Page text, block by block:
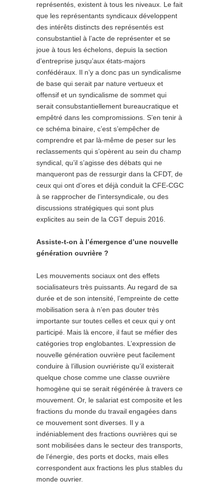
représentés, existent à tous les niveaux. Le fait
que les représentants syndicaux développent
des intérêts distincts des représentés est
consubstantiel à l’acte de représenter et se
joue à tous les échelons, depuis la section
d’entreprise jusqu’aux états-majors
confédéraux. Il n’y a donc pas un syndicalisme
de base qui serait par nature vertueux et
offensif et un syndicalisme de sommet qui
serait consubstantiellement bureaucratique et
empêtré dans les compromissions. S’en tenir à
ce schéma binaire, c’est s’empêcher de
comprendre et par là-même de peser sur les
reclassements qui s’opèrent au sein du champ
syndical, qu’il s’agisse des débats qui ne
manqueront pas de ressurgir dans la CFDT, de
ceux qui ont d’ores et déjà conduit la CFE-CGC
à se rapprocher de l’intersyndicale, ou des
discussions stratégiques qui sont plus
explicites au sein de la CGT depuis 2016.
Assiste-t-on à l’émergence d’une nouvelle
génération ouvrière ?
Les mouvements sociaux ont des effets
socialisateurs très puissants. Au regard de sa
durée et de son intensité, l’empreinte de cette
mobilisation sera à n’en pas douter très
importante sur toutes celles et ceux qui y ont
participé. Mais là encore, il faut se méfier des
catégories trop englobantes. L’expression de
nouvelle génération ouvrière peut facilement
conduire à l’illusion ouvriériste qu’il existerait
quelque chose comme une classe ouvrière
homogène qui se serait régénérée à travers ce
mouvement. Or, le salariat est composite et les
fractions du monde du travail engagées dans
ce mouvement sont diverses. Il y a
indéniablement des fractions ouvrières qui se
sont mobilisées dans le secteur des transports,
de l’énergie, des ports et docks, mais elles
correspondent aux fractions les plus stables du
monde ouvrier.